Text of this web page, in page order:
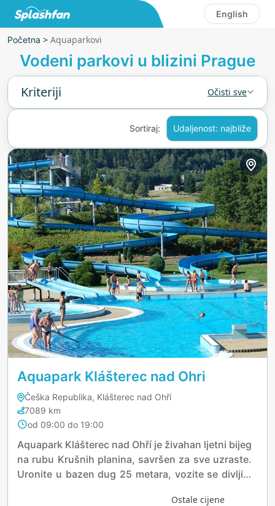
English
Početna > Aquaparkovi
Vodeni parkovi u blizini Prague
Kriteriji Očisti sve
Sortiraj: Udaljenost: najbliže
Aquapark Klášterec nad Ohri
Češka Republika, Klášterec nad Ohří
7089 km
od 09:00 do 19:00
Aquapark Klášterec nad Ohří je živahan ljetni bijeg
na rubu Krušnih planina, savršen za sve uzraste.
Uronite u bazen dug 25 metara, vozite se divljim
128 metara. Djeca uživaju u vlastitim vodenim
Ostale cijene